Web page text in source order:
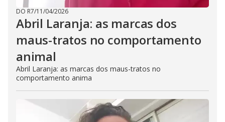
DO R7/11/04/2026
Abril Laranja: as marcas dos
maus-tratos no comportamento
animal
Abril Laranja: as marcas dos maus-tratos no
comportamento anima